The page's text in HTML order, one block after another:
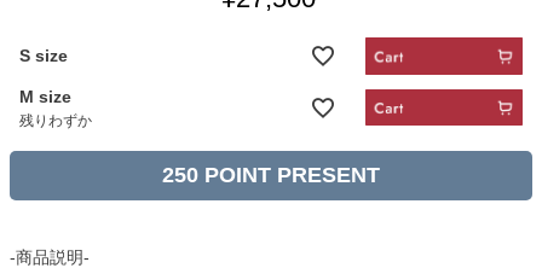
S size
M size
残りわずか
250
-商品説明-